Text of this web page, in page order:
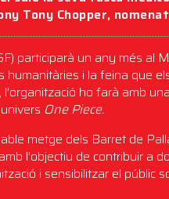
Tony Chopper,
participarà un any més al
humanitàries i la feina que
ho farà amb
One Piece.
metge dels Barret de
l’objectiu de contribuir a
i sensibilitzar el públic